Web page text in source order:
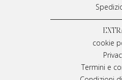
cookie
Termini e